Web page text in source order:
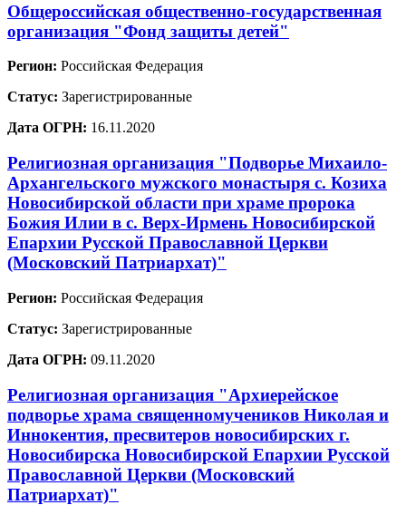
Общероссийская общественно-государственная
организация "Фонд защиты детей"
Регион: Российская Федерация
Статус: Зарегистрированные
Дата ОГРН: 16.11.2020
Религиозная организация "Подворье Михаило-
Архангельского мужского монастыря с. Козиха
Новосибирской области при храме пророка
Божия Илии в с. Верх-Ирмень Новосибирской
Епархии Русской Православной Церкви
(Московский Патриархат)"
Регион: Российская Федерация
Статус: Зарегистрированные
Дата ОГРН: 09.11.2020
Религиозная организация "Архиерейское
подворье храма священномучеников Николая и
Иннокентия, пресвитеров новосибирских г.
Новосибирска Новосибирской Епархии Русской
Православной Церкви (Московский
Патриархат)"